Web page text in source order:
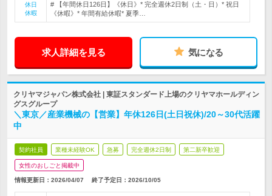
休日
休暇
# 【年間休日126日】《休日》* 完全週休2日制（土・日）* 祝日
《休暇》* 年間有給休暇* 夏季…
求人詳細を見る 気になる
クリヤマジャパン株式会社 | 東証スタンダード上場のクリヤマホールディン
グスグループ
＼東京／産業機械の【営業】年休126日(土日祝休)/20～30代活躍
中
契約社員 業種未経験OK 急募 完全週休2日制 第二新卒歓迎
女性のおしごと掲載中
情報更新日：2026/04/07 終了予定日： 2026/10/05